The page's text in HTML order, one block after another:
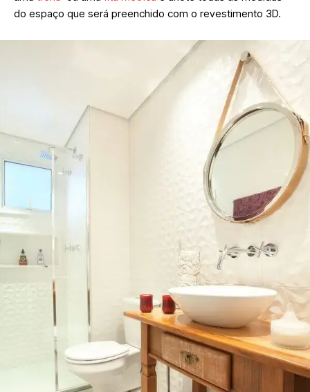
do espaço que será preenchido com o revestimento 3D.